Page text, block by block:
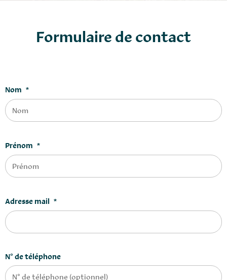
Formulaire de contact
Nom *
Prénom *
Adresse mail *
N° de téléphone